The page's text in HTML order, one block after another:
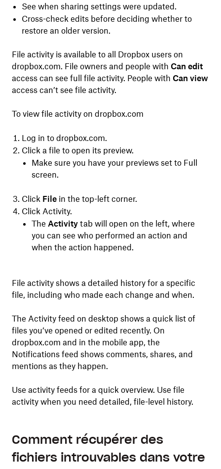
See when sharing settings were updated.
Cross-check edits before deciding whether to
restore an older version.
File activity is available to all Dropbox users on
dropbox.com. File owners and people with Can edit
access can see full file activity. People with Can view
access can’t see file activity.
To view file activity on dropbox.com
Log in to dropbox.com.
Click a file to open its preview.
Make sure you have your previews set to Full
screen.
Click Filein the top-left corner.
Click Activity.
The Activitytab will open on the left, where
you can see who performed an action and
when the action happened.
File activity shows a detailed history for a specific
file, including who made each change and when.
The Activity feed on desktop shows a quick list of
files you’ve opened or edited recently. On
dropbox.com and in the mobile app, the
Notifications feed shows comments, shares, and
mentions as they happen.
Use activity feeds for a quick overview. Use file
activity when you need detailed, file-level history.
Comment récupérer des
fichiers introuvables dans votre